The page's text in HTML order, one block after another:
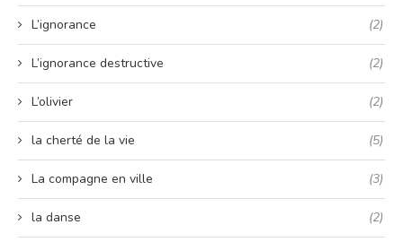
L’ignorance (2)
L’ignorance destructive (2)
L’olivier (2)
la cherté de la vie (5)
La compagne en ville (3)
la danse (2)